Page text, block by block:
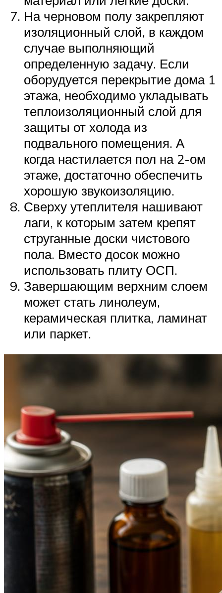
На черновом полу закрепляют
изоляционный слой, в каждом
случае выполняющий
определенную задачу. Если
оборудуется перекрытие дома 1
этажа, необходимо укладывать
теплоизоляционный слой для
защиты от холода из
подвального помещения. А
когда настилается пол на 2-ом
этаже, достаточно обеспечить
хорошую звукоизоляцию.
Сверху утеплителя нашивают
лаги, к которым затем крепят
струганные доски чистового
пола. Вместо досок можно
использовать плиту ОСП.
Завершающим верхним слоем
может стать линолеум,
керамическая плитка, ламинат
или паркет.